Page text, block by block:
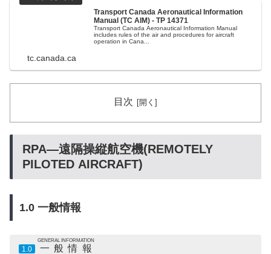
Transport Canada Aeronautical Information
Manual (TC AIM) - TP 14371
Transport Canada Aeronautical Information Manual
includes rules of the air and procedures for aircraft
operation in Cana...
tc.canada.ca
目次
RPA—遠隔操縦航空機(REMOTELY
PILOTED AIRCRAFT)
1.0 一般情報
1.0 一般情報
GENERAL INFORMATION